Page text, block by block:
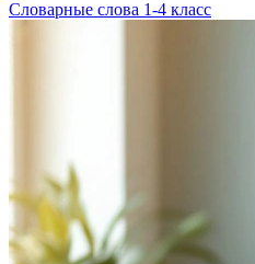
Словарные слова 1-4 класс